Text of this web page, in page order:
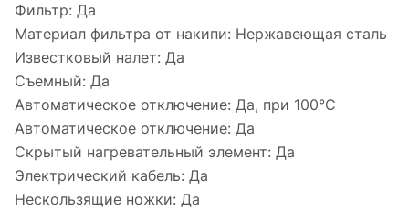
Фильтр: Да
Материал фильтра от накипи: Нержавеющая сталь
Известковый налет: Да
Съемный: Да
Автоматическое отключение: Да, при 100°C
Автоматическое отключение: Да
Скрытый нагревательный элемент: Да
Электрический кабель: Да
Нескользящие ножки: Да